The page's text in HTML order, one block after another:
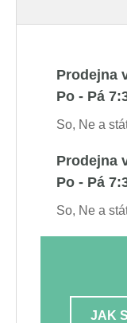
Prodejna
Po - Pá
So, Ne a
Prodejna
Po - Pá
So, Ne a
JAK